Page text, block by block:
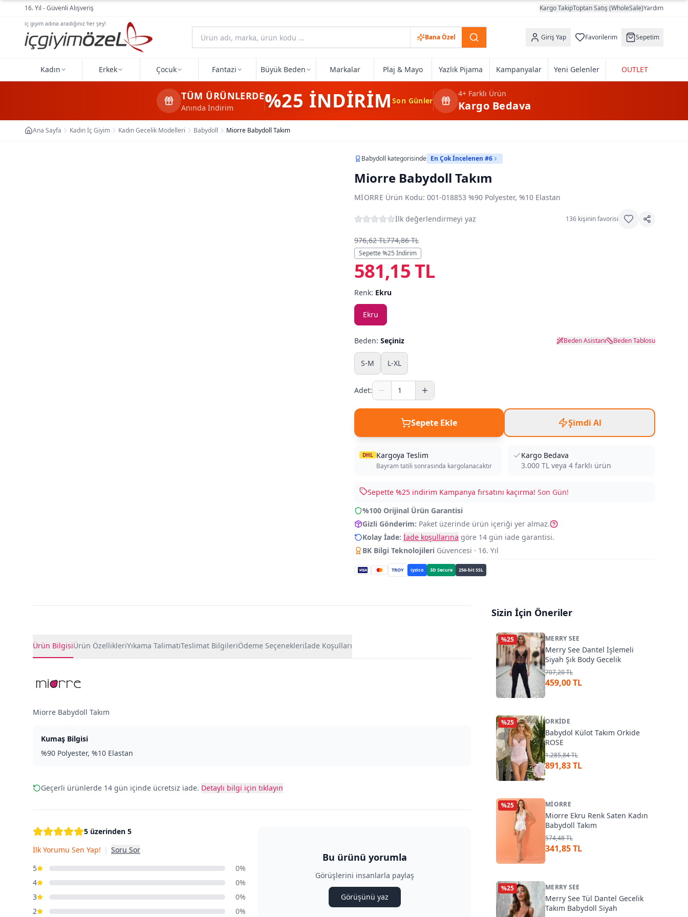
Ana içeriğe geç16. Yıl - Güvenli Alışveriş Kargo TakipToptan Satış (WholeSale)Yardım
iç giyim adına aradığınız her şey!
Bana Özel Giriş Yap Favorilerim Sepetim
Kadın Erkek Çocuk Fantazi Büyük Beden Markalar Plaj & Mayo Yazlık Pijama Kampanyalar Yeni Gelenler OUTLET
TÜM ÜRÜNLERDE
Anında İndirim %25 İNDİRİMSon Günler
4+Farklı Ürün
Kargo Bedava
Ana Sayfa Kadın İç Giyim Kadın Gecelik Modelleri Babydoll Miorre Babydoll Takım
Babydoll kategorisinde En Çok İncelenen #6
Miorre Babydoll Takım
MIORRE·Ürün Kodu:001-018853·%90 Polyester, %10 Elastan
İlk değerlendirmeyi yaz 136 kişinin favorisi
976,62 TL774,86 TL
Sepette %25 İndirim
581,15 TL
Renk: Ekru
Ekru
Beden: Seçiniz Beden Asistanı Beden Tablosu
S-M L-XL
Adet:
Sepete Ekle Şimdi Al
DHL Kargoya Teslim
Bayram tatili sonrasında kargolanacaktır
Kargo Bedava
3.000 TL veya 4 farklı ürün
Sepette %25 indirim Kampanya fırsatını kaçırma! Son Gün!
%100 Orijinal Ürün Garantisi
Gizli Gönderim: Paket üzerinde ürün içeriği yer almaz.
Kolay İade: İade koşullarına göre 14 gün iade garantisi.
BK Bilgi Teknolojileri Güvencesi · 16. Yıl
TROY iyzico 3D Secure 256-bit SSL
Ürün BilgisiÜrün ÖzellikleriYıkama TalimatıTeslimat BilgileriÖdeme Seçenekleriİade Koşulları
Miorre Babydoll Takım
Kumaş Bilgisi
%90 Polyester, %10 Elastan
Geçerli ürünlerde 14 gün içinde ücretsiz iade. Detaylı bilgi için tıklayın
5 üzerinden 5
İlk Yorumu Sen Yap! | Soru Sor
5
0%
4
0%
3
0%
2
0%
Bu ürünü yorumla
Görüşlerini insanlarla paylaş
Görüşünü yaz
Sizin İçin Öneriler
%25 MERRY SEE
Merry See Dantel İşlemeli
Siyah Şık Body Gecelik
707,20 TL
459,00 TL
%25 ORKIDE
Babydol Külot Takım Orkide
ROSE
1.285,84 TL
891,83 TL
%25 MIORRE
Miorre Ekru Renk Saten Kadın
Babydoll Takım
574,48 TL
341,85 TL
%25 MERRY SEE
Merry See Tül Dantel Gecelik
Takım Babydoll Siyah